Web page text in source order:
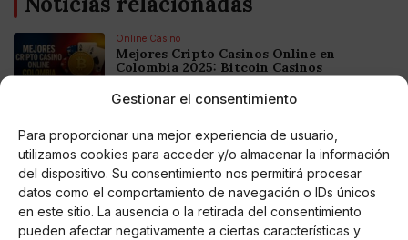
Gestionar el consentimiento
Para proporcionar una mejor experiencia de usuario,
utilizamos cookies para acceder y/o almacenar la información
del dispositivo. Su consentimiento nos permitirá procesar
datos como el comportamiento de navegación o IDs únicos
en este sitio. La ausencia o la retirada del consentimiento
pueden afectar negativamente a ciertas características y
Online Casino
Mejores Cripto Casinos Online en
Colombia 2025: Bitcoin Casinos
Mejores Casinos Online con Bitcoin y
Criptomonedas en Argentina 2025
Online Casino
Mejores casinos online con
criptomonedas y Bitcoin en México 2025